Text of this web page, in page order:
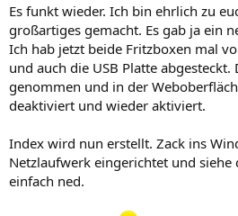
Es funkt wieder. Ich bin ehrlich zu
großartiges gemacht. Es gab ja ein
Ich hab jetzt beide Fritzboxen mal
und auch die USB Platte
genommen und in der
deaktiviert und wieder aktiviert.
Index wird nun erstellt. Zack ins
Netzlaufwerk eingerichtet und siehe
einfach ned.